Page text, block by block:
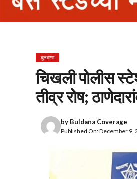
बुलढाणा
चिखली पोलीस
तीव्र रोष;
by Buldana Coverage
Published On: December 9,